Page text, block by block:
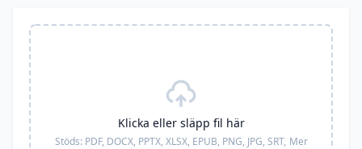
Klicka eller släpp fil här
Stöds: PDF, DOCX, PPTX, XLSX, EPUB, PNG, JPG, SRT, Mer